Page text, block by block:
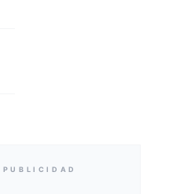
PUBLICIDAD